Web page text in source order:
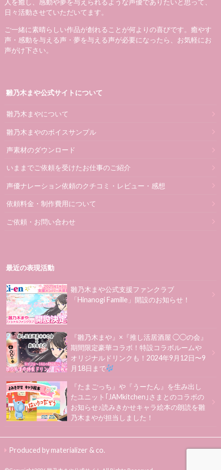
日々活動させていただいてます。
ご一緒に素晴らしい作品が創れることが何よりの喜びです。癒やす
声・感動を与える声・夢を与える声が必要になったら、お気軽にお
声がけ下さい。
雛乃木まや公式サイトについて
雛乃木まやについて
雛乃木まやのボイスサンプル
声素材のダウンロード
いままでご依頼を受けたお仕事のご紹介
声優ナレーション依頼のクチコミ・レビュー・感想
依頼料金・制作費用について
ご依頼・お問い合わせ
最近の表現活動
雛乃木まや公式支援ファンクラブ
「Hinanogi Famille」開設のお知らせ！
『雛乃木まや』×『推し活居酒屋 ◯◯の会』
期間限定豪華コラボ！特設コラボルームや
オリジナルドリンクも！2024年9月12日〜9
月18日まで
『たまごっち』や『うーたん』を生み出し
たユニット｢JAMkitchen｣さまとのコラボの
お知らせ♪読みきかせキャラ絵本の朗読を雛
乃木まやが担当しました！
Produced by materializer & co.